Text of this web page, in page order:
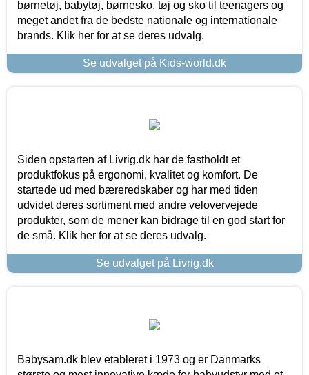
børnetøj, babytøj, børnesko, tøj og sko til teenagers og
meget andet fra de bedste nationale og internationale
brands. Klik her for at se deres udvalg.
Se udvalget på Kids-world.dk
Siden opstarten af Livrig.dk har de fastholdt et
produktfokus på ergonomi, kvalitet og komfort. De
startede ud med bæreredskaber og har med tiden
udvidet deres sortiment med andre velovervejede
produkter, som de mener kan bidrage til en god start for
de små. Klik her for at se deres udvalg.
Se udvalget på Livrig.dk
Babysam.dk blev etableret i 1973 og er Danmarks